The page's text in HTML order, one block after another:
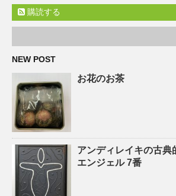
購読する
NEW POST
お花のお茶
アンディレイキの古
エンジェル 7番